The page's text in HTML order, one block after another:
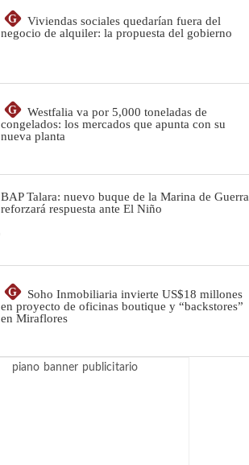
G
Viviendas sociales quedarían fuera del
negocio de alquiler: la propuesta del gobierno
G
Westfalia va por 5,000 toneladas de
congelados: los mercados que apunta con su
nueva planta
BAP Talara: nuevo buque de la Marina de Guerra
reforzará respuesta ante El Niño
G
Soho Inmobiliaria invierte US$18 millones
en proyecto de oficinas boutique y “backstores”
en Miraflores